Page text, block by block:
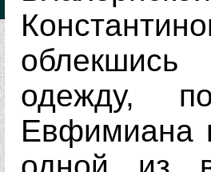
одежду,
Евфимиана